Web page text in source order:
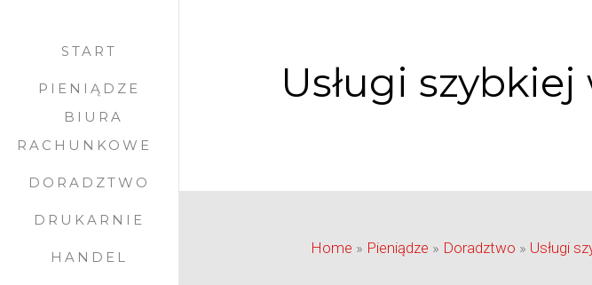
START
PIENIĄDZE
BIURA
RACHUNKOWE
DORADZTWO
DRUKARNIE
HANDEL
Usługi
Home » Pieniądze » Doradztwo » Usługi